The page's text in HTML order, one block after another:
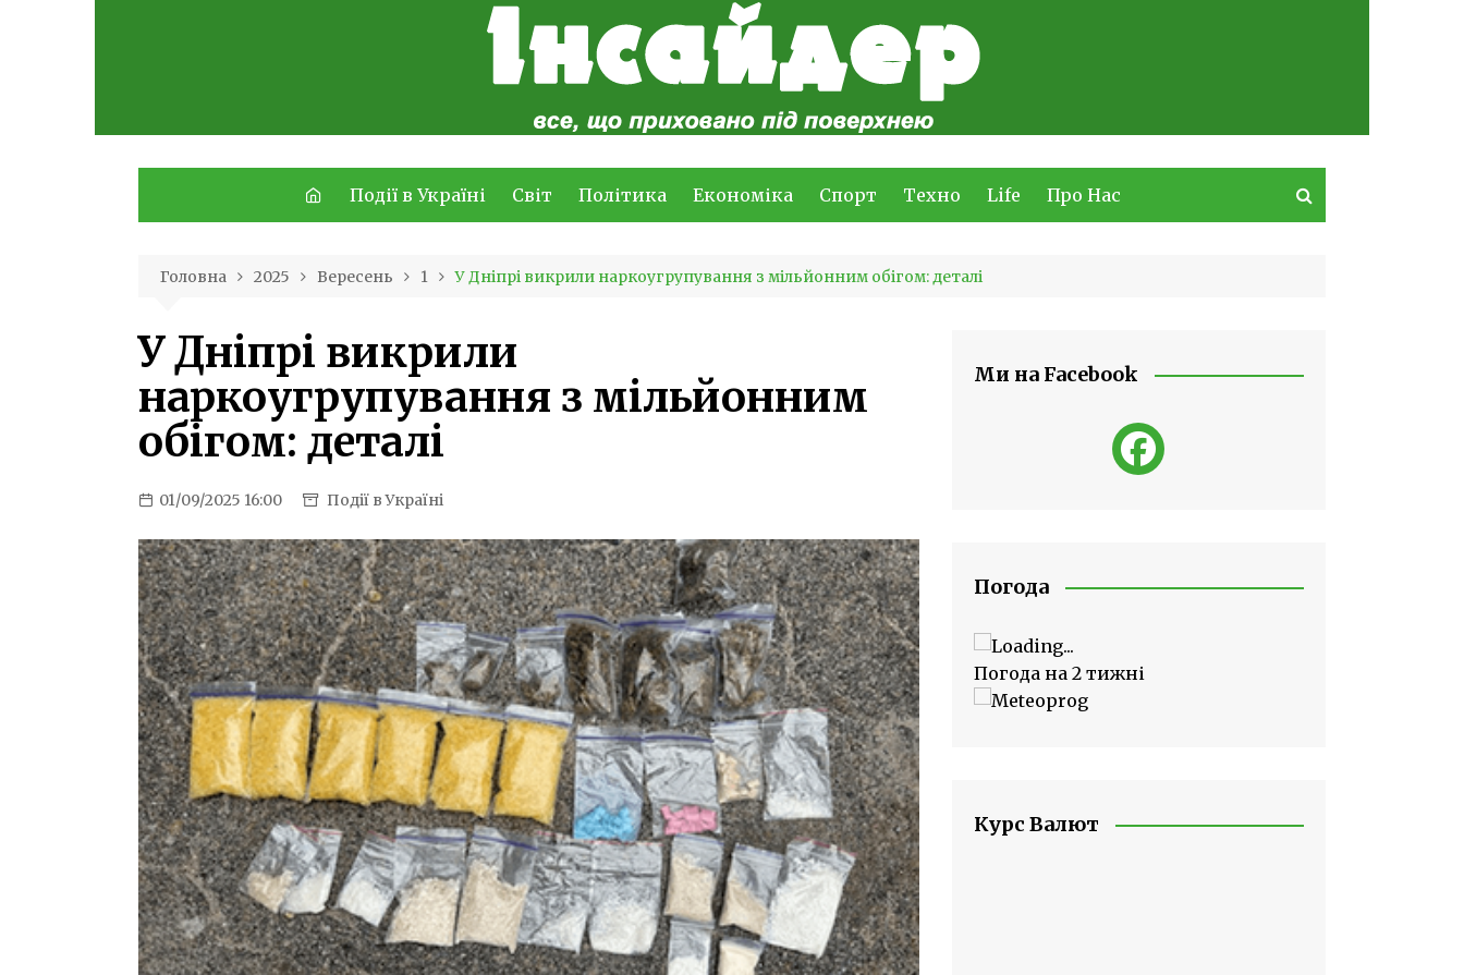
Події в Україні Світ Політика Економіка Спорт Техно Life Про Нас
Головна 2025 Вересень 1 У Дніпрі викрили наркоугрупування з мільйонним обігом: деталі
У Дніпрі викрили
наркоугрупування з мільйонним
обігом: деталі
01/09/2025 16:00 Події в Україні
Ми на Facebook
Погода
Погода на 2 тижні
Курс Валют